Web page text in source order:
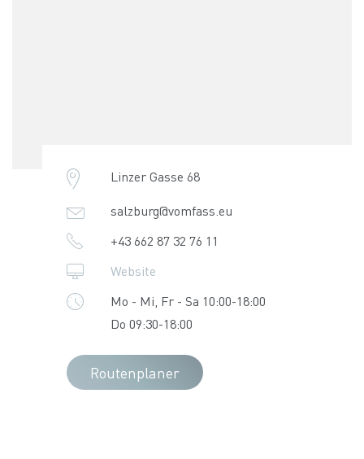
Linzer Gasse 68
salzburg@vomfass.eu
+43 662 87 32 76 11
Website
Mo - Mi, Fr - Sa 10:00-18:00
Do 09:30-18:00
Routenplaner